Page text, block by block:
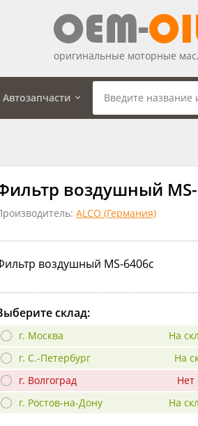
оригинальные моторные
Автозапчасти
воздушный
ALCO (Германия)
воздушный MS-6406c
склад:
г. Москва
На
г. С.-Петербург
На
г. Волгоград
Нет
г. Ростов-на-Дону
На